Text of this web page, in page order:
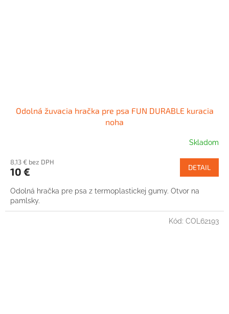
Odolná žuvacia hračka pre psa FUN DURABLE kuracia
noha
Skladom
8,13 € bez DPH
10 € DETAIL
Odolná hračka pre psa z termoplastickej gumy. Otvor na
pamlsky.
Kód: COL62193